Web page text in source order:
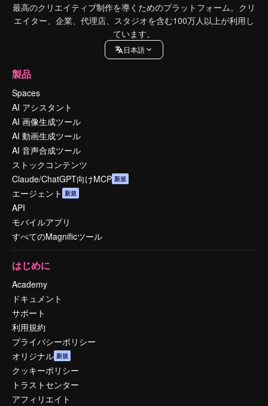
最高のクリエイティブ制作を導くためのプラットフォーム。クリ
エイター、企業、代理店、スタジオを含む100万人以上が利用し
ています。
日本語
製品
Spaces
AI アシスタント
AI 画像生成ツール
AI 動画生成ツール
AI 音声合成ツール
ストックコンテンツ
Claude/ChatGPT向けMCP 新規
エージェント 新規
API
モバイルアプリ
すべてのMagnificツール
はじめに
Academy
ドキュメント
サポート
利用規約
プライバシーポリシー
オリジナル 新規
クッキーポリシー
トラストセンター
アフィリエイト